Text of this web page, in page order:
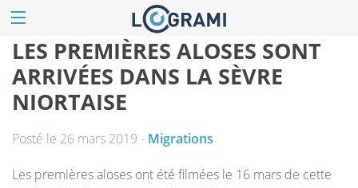
LES PREMIÈRES ALOSES SONT
ARRIVÉES DANS LA SÈVRE
NIORTAISE
Posté le 26 mars 2019 - Migrations
Les premières aloses ont été filmées le 16 mars de cette